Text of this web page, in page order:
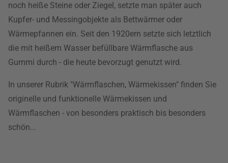
noch heiße Steine oder Ziegel, setzte man später auch
Kupfer- und Messingobjekte als Bettwärmer oder
Wärmepfannen ein. Seit den 1920ern setzte sich letztlich
die mit heißem Wasser befüllbare Wärmflasche aus
Gummi durch - die heute bevorzugt genutzt wird.
In unserer Rubrik "Wärmflaschen, Wärmekissen" finden Sie
originelle und funktionelle Wärmekissen und
Wärmflaschen - von besonders praktisch bis besonders
schön...